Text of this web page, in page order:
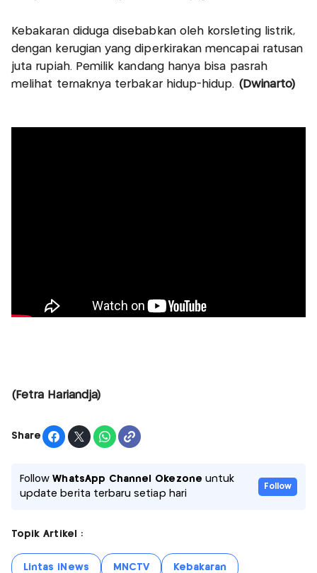
Kebakaran diduga disebabkan oleh korsleting listrik,
dengan kerugian yang diperkirakan mencapai ratusan
juta rupiah. Pemilik kandang hanya bisa pasrah
melihat ternaknya terbakar hidup-hidup. (Dwinarto)
(Fetra Hariandja)
Share
FollowWhatsApp Channel Okezone untuk
update berita terbaru setiap hari
Follow
Topik Artikel :
Lintas iNews MNCTV Kebakaran